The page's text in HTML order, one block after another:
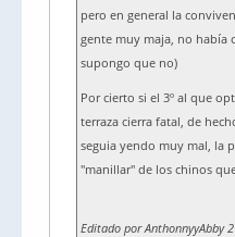
pero en general la
gente muy maja, no había
supongo que no)
Por cierto si el 3º al que
terraza cierra fatal, de
seguia yendo muy mal, la
"manillar" de los chinos
Editado por AnthonnyyAbby